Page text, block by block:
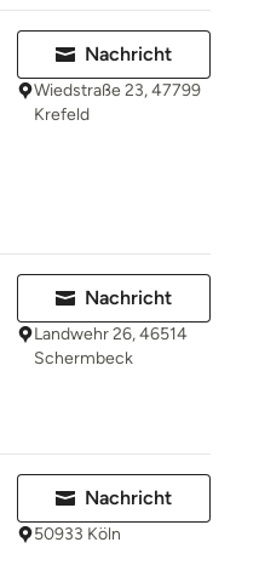
Nachricht
Wiedstraße 23, 47799
Krefeld
Nachricht
Landwehr 26, 46514
Schermbeck
Nachricht
50933 Köln